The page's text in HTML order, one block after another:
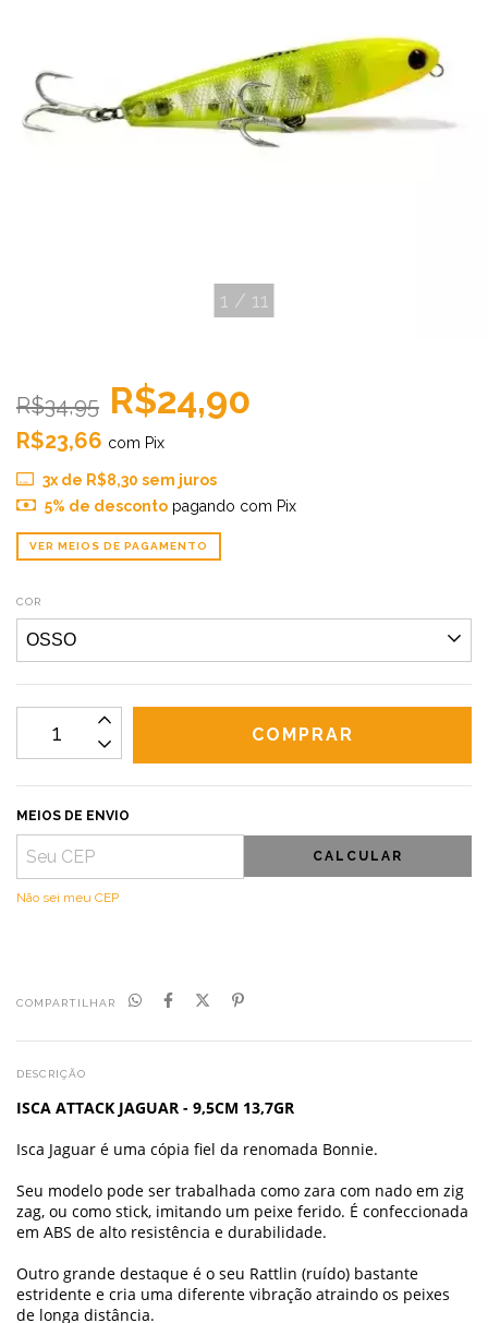
1 / 11
R$34,95 R$24,90
R$23,66 com Pix
3x de R$8,30 sem juros
5% de descontopagando com Pix
VER MEIOS DE PAGAMENTO
COR
MEIOS DE ENVIO
CALCULAR
Não sei meu CEP
COMPARTILHAR
DESCRIÇÃO
ISCA ATTACK JAGUAR - 9,5CM 13,7GR
Isca Jaguar é uma cópia fiel da renomada Bonnie.
Seu modelo pode ser trabalhada como zara com nado em zig
zag, ou como stick, imitando um peixe ferido. É confeccionada
em ABS de alto resistência e durabilidade.
Outro grande destaque é o seu Rattlin (ruído) bastante
estridente e cria uma diferente vibração atraindo os peixes
de longa distância.